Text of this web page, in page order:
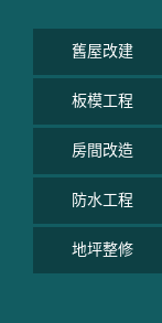
舊屋改建
板模工程
房間改造
防水工程
地坪整修